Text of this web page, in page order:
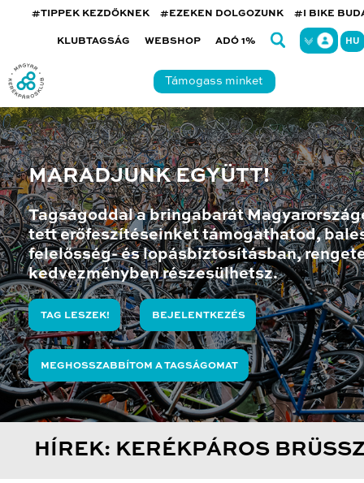
#TIPPEK KEZDŐKNEK #EZEKEN DOLGOZUNK #I BIKE
KLUBTAGSÁG WEBSHOP ADÓ 1% HU
Támogass minket
MARADJUNK EGYÜTT!
Tagságoddal a bringabarát
tett erőfeszítéseinket támogathatod,
felelősség- és lopásbiztosításban,
kedvezményben részesülhetsz.
TAG LESZEK! BEJELENTKEZÉS
MEGHOSSZABBÍTOM A TAGSÁGOMAT
HÍREK: KERÉKPÁROS